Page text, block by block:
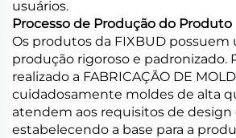
usuários.
Processo de Produção do Produto
Os produtos da FIXBUD possuem
produção rigoroso e padronizado.
realizado a FABRICAÇÃO DE
cuidadosamente moldes de alta
atendem aos requisitos de
estabelecendo a base para a